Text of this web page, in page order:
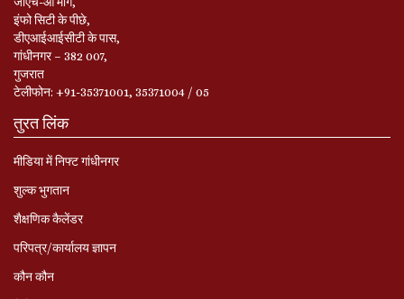
इंफो सिटी के पीछे,
डीएआईआईसीटी के पास,
गांधीनगर – 382 007,
गुजरात
टेलीफोन: +91-35371001, 35371004 / 05
तुरत लिंक
मीडिया में निफ्ट गांधीनगर
शुल्क भुगतान
शैक्षणिक कैलेंडर
परिपत्र/कार्यालय ज्ञापन
कौन कौन